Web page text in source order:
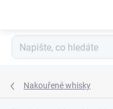
Nakouřené whisky